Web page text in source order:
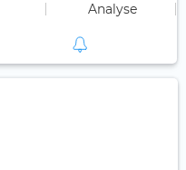
Analyse